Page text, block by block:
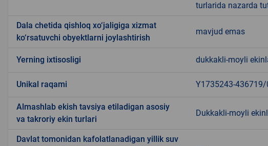
turlarida nazarda
Dala chetida qishloq xo‘jaligiga xizmat
ko‘rsatuvchi obyektlarni joylashtirish
mavjud emas
Yerning ixtisosligi dukkakli-moyli
Unikal raqami Y1735243-
Almashlab ekish tavsiya etiladigan asosiy
va takroriy ekin turlari
Dukkakli-moyli
Davlat tomonidan kafolatlanadigan yillik suv